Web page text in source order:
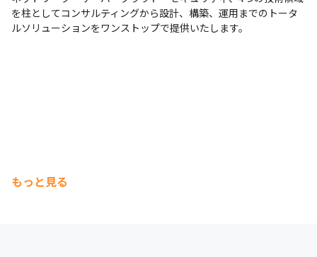
を柱としてコンサルティングから設計、構築、運用までのトータ
ルソリューションをワンストップで提供いたします。
もっと見る